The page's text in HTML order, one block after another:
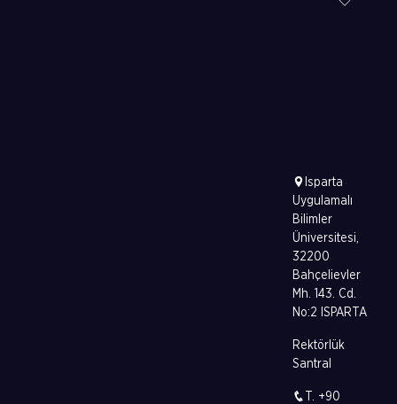
Isparta
Uygulamalı
Bilimler
Üniversitesi,
32200
Bahçelievler
Mh. 143. Cd.
No:2 ISPARTA
Rektörlük
Santral
T. +90